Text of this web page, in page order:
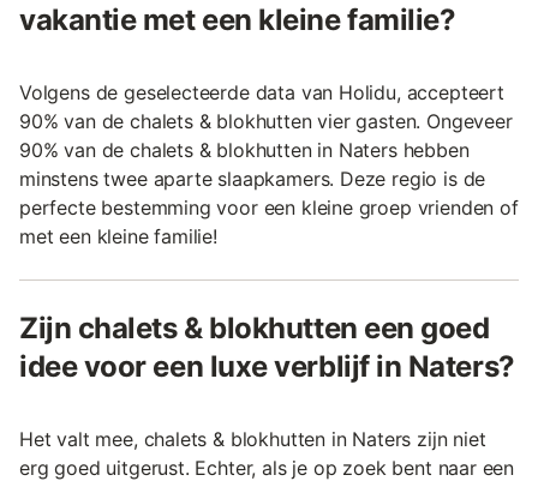
vakantie met een kleine familie?
Volgens de geselecteerde data van Holidu, accepteert
90% van de chalets & blokhutten vier gasten. Ongeveer
90% van de chalets & blokhutten in Naters hebben
minstens twee aparte slaapkamers. Deze regio is de
perfecte bestemming voor een kleine groep vrienden of
met een kleine familie!
Zijn chalets & blokhutten een goed
idee voor een luxe verblijf in Naters?
Het valt mee, chalets & blokhutten in Naters zijn niet
erg goed uitgerust. Echter, als je op zoek bent naar een